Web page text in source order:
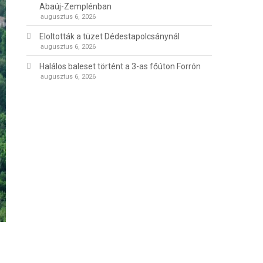
Abaúj-Zemplénban
augusztus 6, 2026
Eloltották a tüzet Dédestapolcsánynál
augusztus 6, 2026
Halálos baleset történt a 3-as főúton Forrón
augusztus 6, 2026